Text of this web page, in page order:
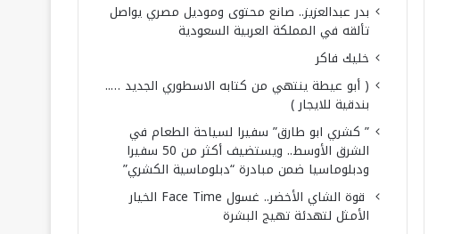
بدر عبدالعزيز.. صانع محتوى وموديل مصري يواصل
تألقه في المملكة العربية السعودية
خليك فاكر
( أبو عيطة ينتهي من كتابه الاسطوري الجديد …..
بندقية للايجار )
” كشري ابو طارق” سفيرا لسياحة الطعام في
الشرق الأوسط.. ويستضيف أكثر من 50 سفيرا
ودبلوماسيا ضمن مبادرة “دبلوماسية الكشري”
قوة الشاي الأخضر.. غسول Face Time الخيار
الأمثل لتهدئة تهيج البشرة